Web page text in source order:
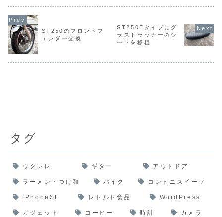
で購入。
ST250のフロントフ
ェンダー交換
ST250Eタイプにグ
ラストラッカーのシ
ートを移植
タグ
ウクレレ ギター アウトドア
ラーメン・つけ麺 バイク コンビニスイーツ
iPhoneSE レトルト食品 WordPress
ガジェット コーヒー 時計 カメラ